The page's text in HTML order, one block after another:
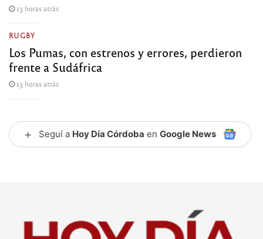
13 horas atrás
RUGBY
Los Pumas, con estrenos y errores, perdieron
frente a Sudáfrica
13 horas atrás
+ Seguí a Hoy Día Córdoba en Google News